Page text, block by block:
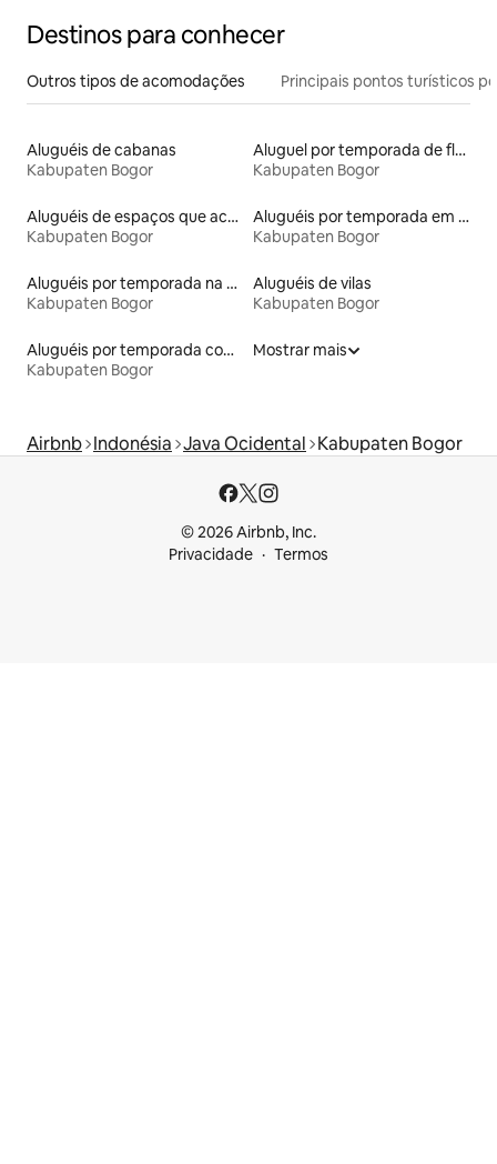
Destinos para conhecer
Outros tipos de acomodações Principais pontos turísticos
Aluguéis de cabanas
Kabupaten Bogor
Aluguel por temporada de flats
Kabupaten Bogor
Aluguéis de espaços que aceitam animais de estimação
Kabupaten Bogor
Aluguéis por temporada em hotéis-fazenda
Kabupaten Bogor
Aluguéis por temporada na orla
Kabupaten Bogor
Aluguéis de vilas
Kabupaten Bogor
Aluguéis por temporada com café da manhã
Kabupaten Bogor
Mostrar mais
Airbnb Indonésia Java Ocidental Kabupaten Bogor
© 2026 Airbnb, Inc.
Privacidade
Termos